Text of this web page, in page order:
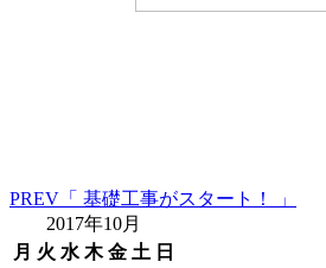
PREV 「 基礎工事がスタート！ 」
2017年10月
月 火 水 木 金 土 日